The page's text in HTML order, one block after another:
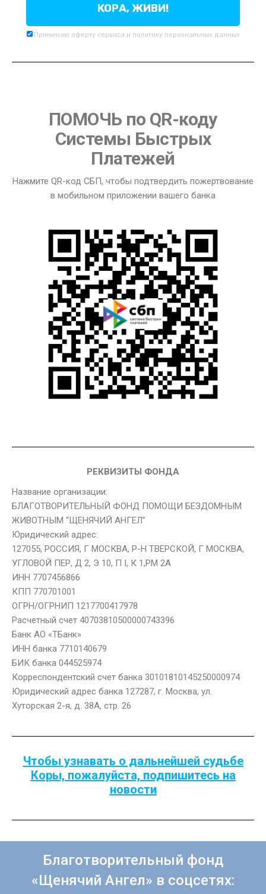
КОРА, ЖИВИ!
Принимаю оферту сервиса и политику персональных данных
ПОМОЧЬ по QR-коду
Системы Быстрых
Платежей
Нажмите QR-код СБП, чтобы подтвердить пожертвование
в мобильном приложении вашего банка
РЕКВИЗИТЫ ФОНДА
Название организации:
БЛАГОТВОРИТЕЛЬНЫЙ ФОНД ПОМОЩИ БЕЗДОМНЫМ
ЖИВОТНЫМ “ЩЕНЯЧИЙ АНГЕЛ”
Юридический адрес:
127055, РОССИЯ, Г МОСКВА, Р-Н ТВЕРСКОЙ, Г МОСКВА,
УГЛОВОЙ ПЕР, Д 2, Э 10, П I, К 1,РМ 2А
ИНН 7707456866
КПП 770701001
ОГРН/ОГРНИП 1217700417978
Расчетный счет 40703810500000743396
Банк АО «ТБанк»
ИНН банка 7710140679
БИК банка 044525974
Корреспондентский счет банка 30101810145250000974
Юридический адрес банка 127287, г. Москва, ул.
Хуторская 2-я, д. 38А, стр. 26
Чтобы узнавать о дальнейшей судьбе
Коры, пожалуйста, подпишитесь на
новости
Благотворительный фонд
«Щенячий Ангел» в соцсетях: